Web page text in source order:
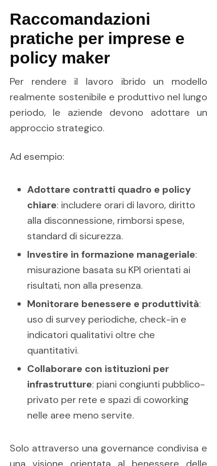
Raccomandazioni
pratiche per imprese e
policy maker
Per rendere il lavoro ibrido un modello
realmente sostenibile e produttivo nel lungo
periodo, le aziende devono adottare un
approccio strategico.
Ad esempio:
Adottare contratti quadro e policy
chiare: includere orari di lavoro, diritto
alla disconnessione, rimborsi spese,
standard di sicurezza.
Investire in formazione manageriale:
misurazione basata su KPI orientati ai
risultati, non alla presenza.
Monitorare benessere e produttività:
uso di survey periodiche, check-in e
indicatori qualitativi oltre che
quantitativi.
Collaborare con istituzioni per
infrastrutture: piani congiunti pubblico-
privato per rete e spazi di coworking
nelle aree meno servite.
Solo attraverso una governance condivisa e